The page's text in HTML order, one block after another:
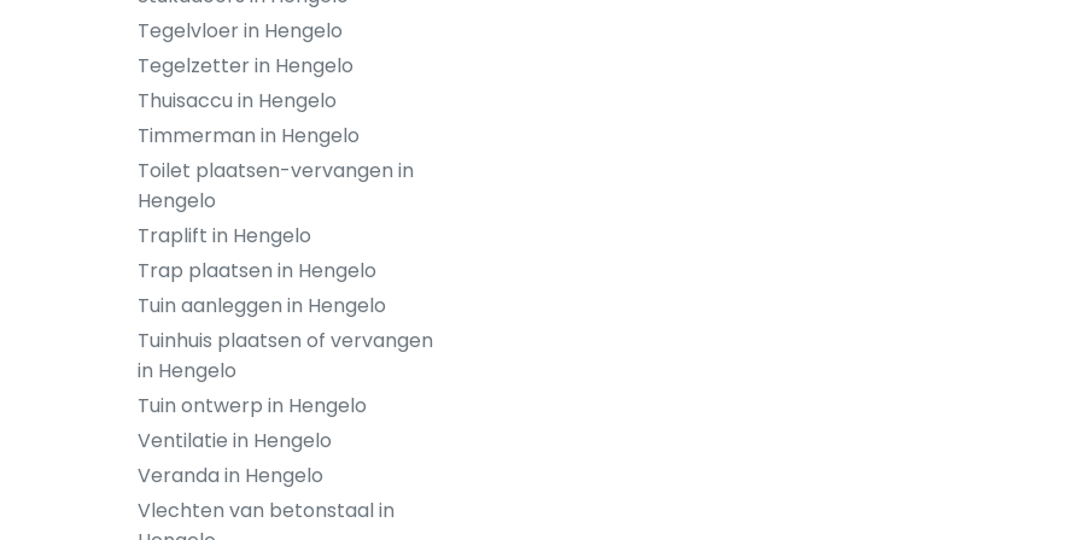
Tegelvloer in Hengelo
Tegelzetter in Hengelo
Thuisaccu in Hengelo
Timmerman in Hengelo
Toilet plaatsen-vervangen in
Hengelo
Traplift in Hengelo
Trap plaatsen in Hengelo
Tuin aanleggen in Hengelo
Tuinhuis plaatsen of vervangen
in Hengelo
Tuin ontwerp in Hengelo
Ventilatie in Hengelo
Veranda in Hengelo
Vlechten van betonstaal in